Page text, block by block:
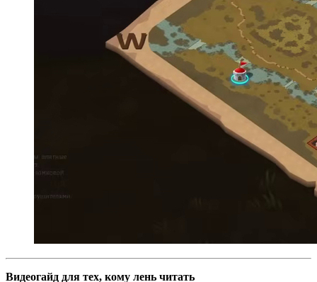
Видеогайд для тех, кому лень читать